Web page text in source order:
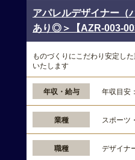
アパレルデザイナー（
あり◎＞【AZR-003-
ものづくりにこだわり安定し
いたします
年収・給与 年収目安
業種 スポーツ
職種 デザイナ